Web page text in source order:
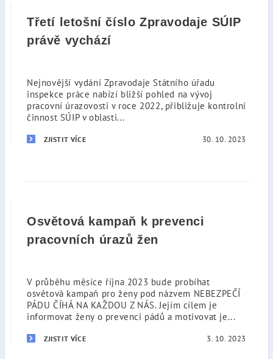
Třetí letošní číslo Zpravodaje SÚIP
právě vychází
Nejnovější vydání Zpravodaje Státního úřadu
inspekce práce nabízí bližší pohled na vývoj
pracovní úrazovosti v roce 2022, přibližuje kontrolní
činnost SÚIP v oblasti...
ZJISTIT VÍCE 30. 10. 2023
Osvětová kampaň k prevenci
pracovních úrazů žen
V průběhu měsíce října 2023 bude probíhat
osvětová kampaň pro ženy pod názvem NEBEZPEČÍ
PÁDU ČÍHÁ NA KAŽDOU Z NÁS. Jejím cílem je
informovat ženy o prevenci pádů a motivovat je...
ZJISTIT VÍCE 3. 10. 2023